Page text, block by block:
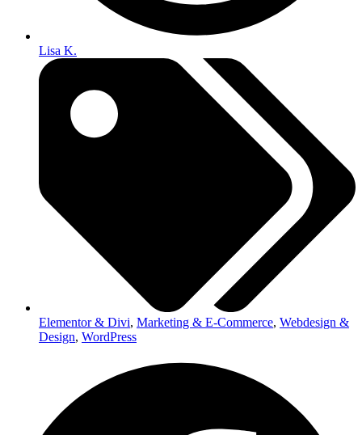
Lisa K.
Elementor & Divi, Marketing & E-Commerce, Webdesign &
Design, WordPress